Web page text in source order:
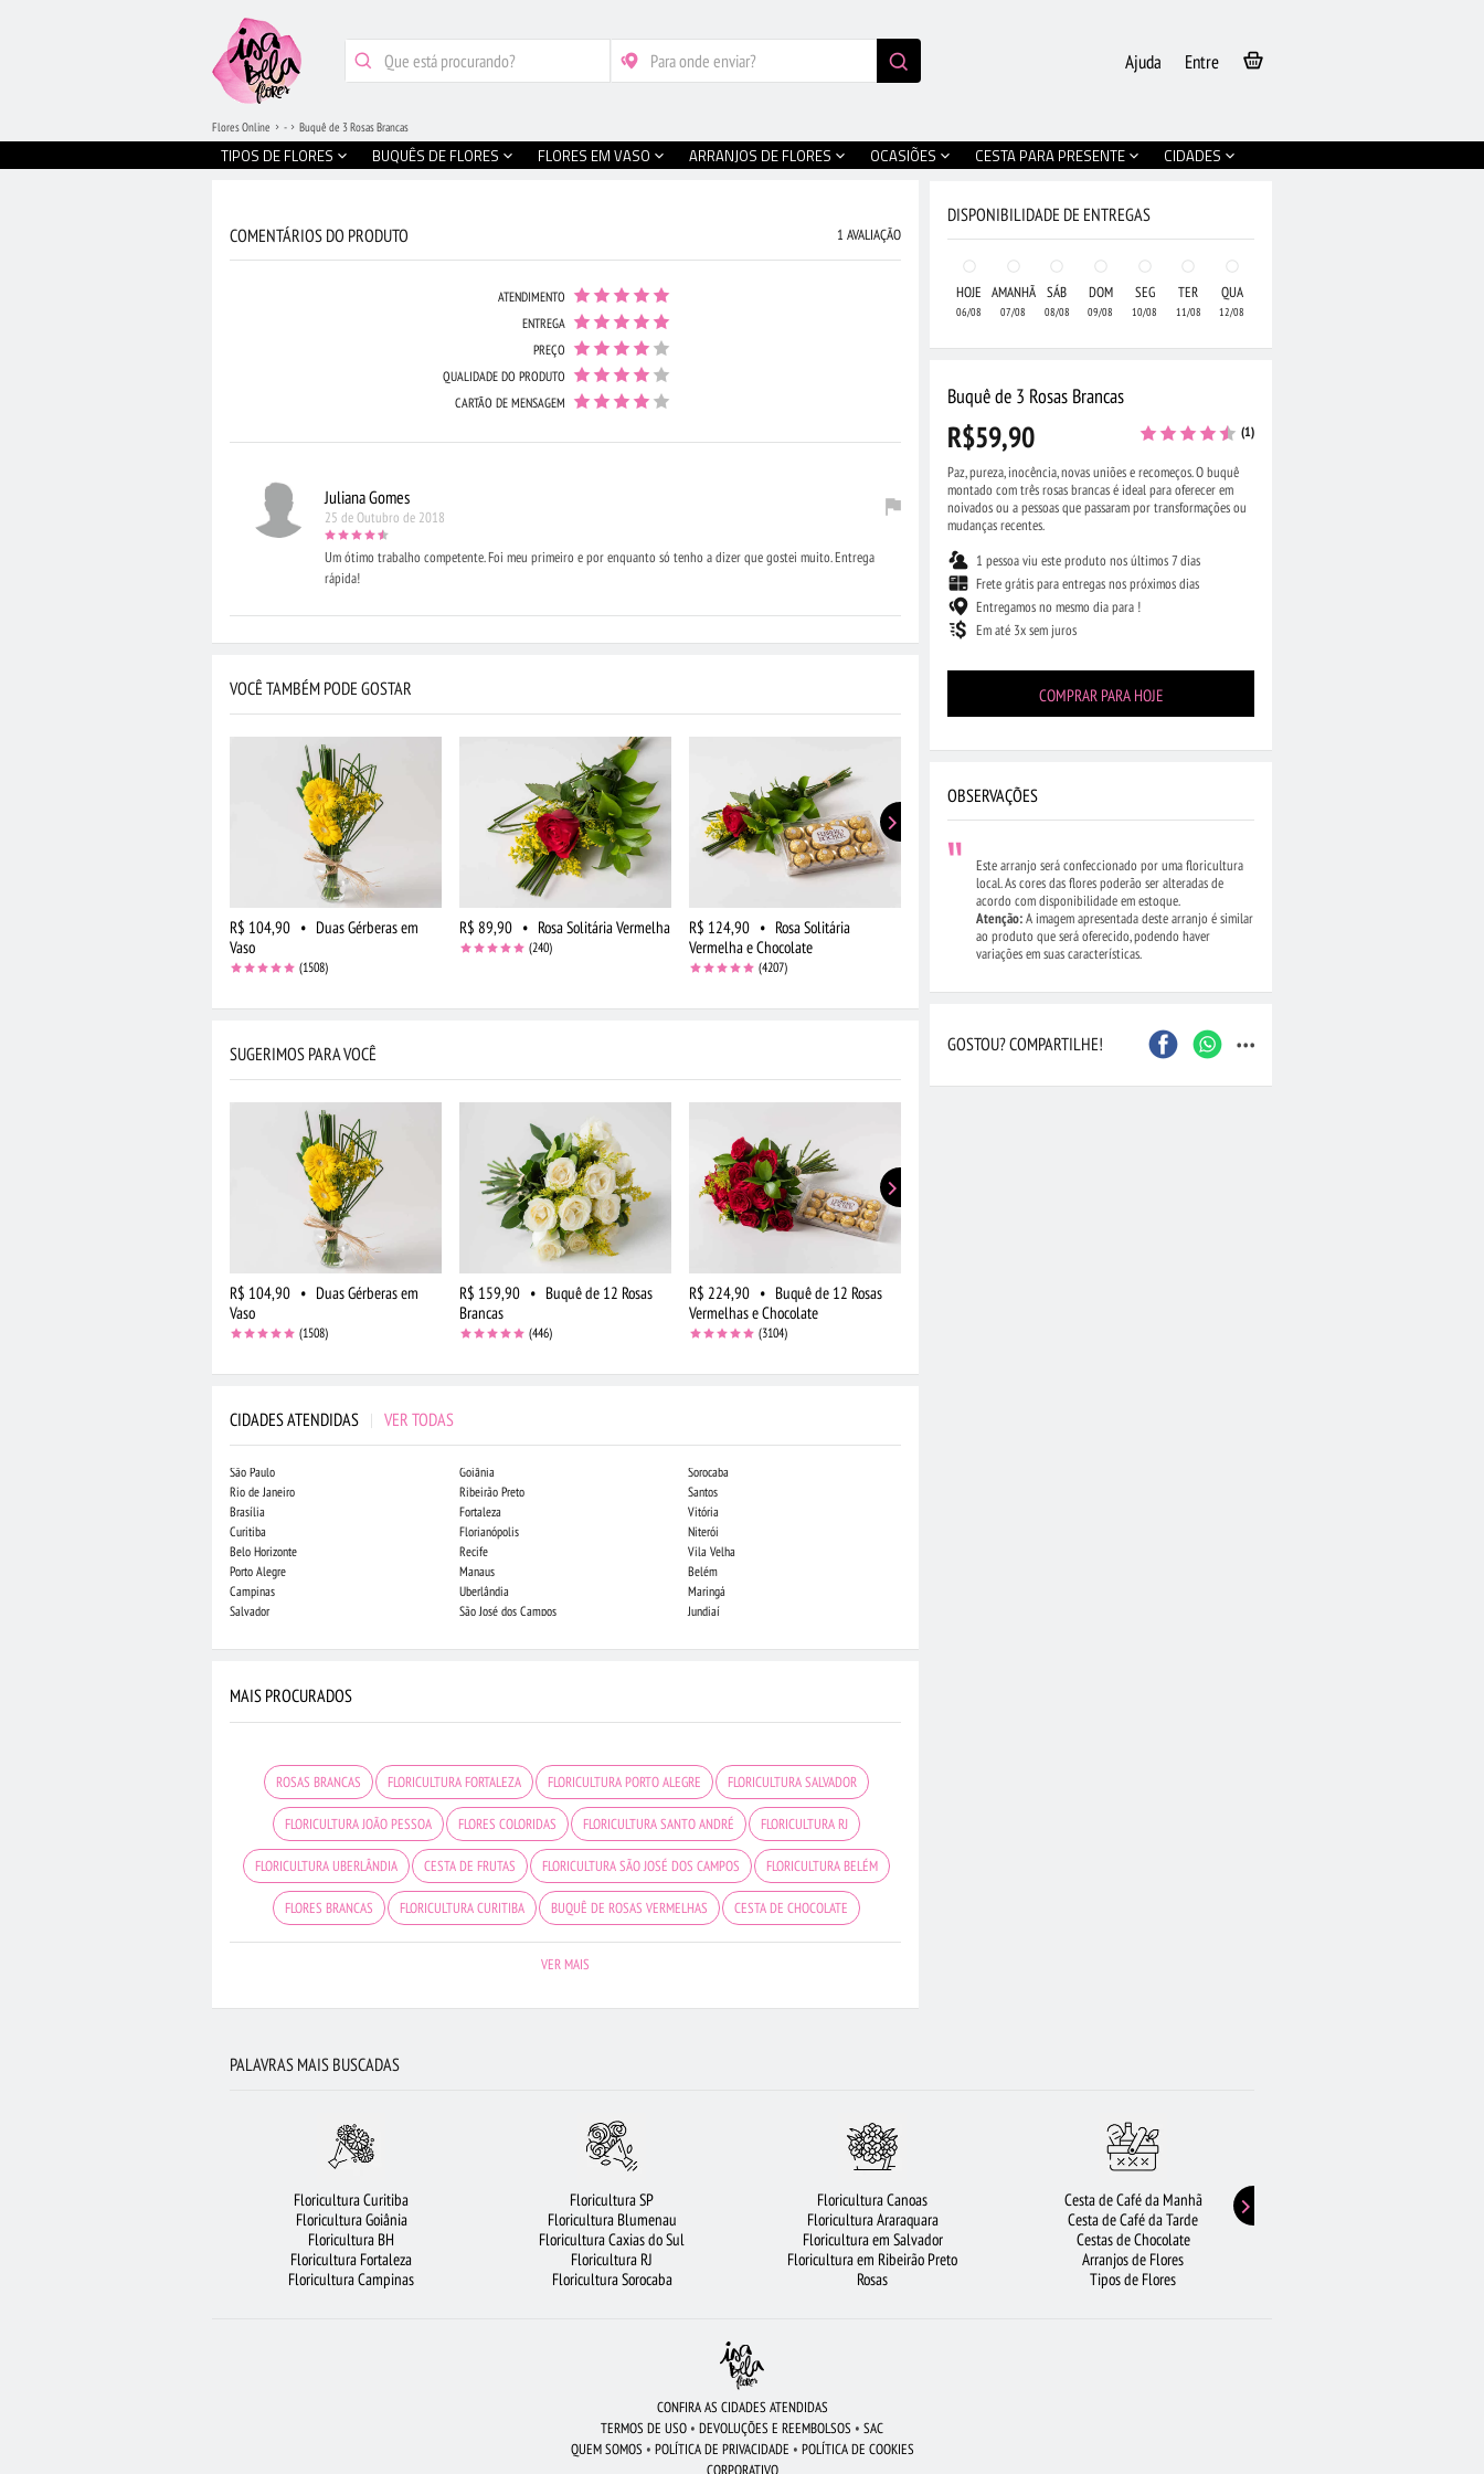
Entre
Ajuda
TIPOS DE FLORES BUQUÊS DE FLORES FLORES EM VASO ARRANJOS DE FLORES OCASIÕES CESTA PARA PRESENTE CIDADES
Flores Online - Buquê de 3 Rosas Brancas
COMENTÁRIOS DO PRODUTO 1 AVALIAÇÃO
ATENDIMENTO
ENTREGA
PREÇO
QUALIDADE DO PRODUTO
CARTÃO DE MENSAGEM
Juliana Gomes
25 de Outubro de 2018
Um ótimo trabalho competente. Foi meu primeiro e por enquanto só tenho a dizer que gostei muito. Entrega
rápida!
VOCÊ TAMBÉM PODE GOSTAR
R$ 104,90 • Duas Gérberas em
Vaso
(1508)
R$ 89,90 • Rosa Solitária Vermelha
(240)
R$ 124,90 • Rosa Solitária
Vermelha e Chocolate
(4207)
R$ 154,90•Arranjo de 3 Rosas
Vermelhas e Chocolate
(1911)
SUGERIMOS PARA VOCÊ
R$ 104,90 • Duas Gérberas em
Vaso
(1508)
R$ 159,90 • Buquê de 12 Rosas
Brancas
(446)
R$ 224,90 • Buquê de 12 Rosas
Vermelhas e Chocolate
(3104)
CIDADES ATENDIDAS | VER TODAS
São Paulo
Rio de Janeiro
Brasília
Curitiba
Belo Horizonte
Porto Alegre
Campinas
Salvador
Goiânia
Ribeirão Preto
Fortaleza
Florianópolis
Recife
Manaus
Uberlândia
São José dos Campos
Sorocaba
Santos
Vitória
Niterói
Vila Velha
Belém
Maringá
Jundiaí
MAIS PROCURADOS
ROSAS BRANCAS FLORICULTURA FORTALEZA FLORICULTURA PORTO ALEGRE FLORICULTURA SALVADOR
FLORICULTURA JOÃO PESSOA FLORES COLORIDAS FLORICULTURA SANTO ANDRÉ FLORICULTURA RJ
FLORICULTURA UBERLÂNDIA CESTA DE FRUTAS FLORICULTURA SÃO JOSÉ DOS CAMPOS FLORICULTURA BELÉM
FLORES BRANCAS FLORICULTURA CURITIBA BUQUÊ DE ROSAS VERMELHAS CESTA DE CHOCOLATE
MAIS BUSCADOS
FLORICULTURA CAMPINAS
FLORICULTURA SANTOS FLORICULTURA NITERÓI ROSAS VERMELHAS
FLORICULTURA GUARULHOS FLORES RAMALHETE DE FLORES FLORICULTURA JUNDIAÍ
FLORICULTURA BRASÍLIA FLORICULTURA BH
VER MAIS
DISPONIBILIDADE DE ENTREGAS
HOJE
06/08
AMANHÃ
07/08
SÁB
08/08
DOM
09/08
SEG
10/08
TER
11/08
QUA
12/08
Buquê de 3 Rosas Brancas
R$59,90 (1)
Paz, pureza, inocência, novas uniões e recomeços. O buquê
montado com três rosas brancas é ideal para oferecer em
noivados ou a pessoas que passaram por transformações ou
mudanças recentes.
1 pessoa viu este produto nos últimos 7 dias
Frete grátis para entregas nos próximos dias
Entregamos no mesmo dia para !
Em até 3x sem juros
COMPRAR PARA HOJE
OBSERVAÇÕES
Este arranjo será confeccionado por uma floricultura
local. As cores das flores poderão ser alteradas de
acordo com disponibilidade em estoque.
Atenção:A imagem apresentada deste arranjo é similar
ao produto que será oferecido, podendo haver
variações em suas características.
GOSTOU? COMPARTILHE! ...
PALAVRAS MAIS BUSCADAS
Floricultura Curitiba
Floricultura Goiânia
Floricultura BH
Floricultura Fortaleza
Floricultura Campinas
Floricultura SP
Floricultura Blumenau
Floricultura Caxias do Sul
Floricultura RJ
Floricultura Sorocaba
Floricultura Canoas
Floricultura Araraquara
Floricultura em Salvador
Floricultura em Ribeirão Preto
Rosas
Cesta de Café da Manhã
Cesta de Café da Tarde
Cestas de Chocolate
Arranjos de Flores
Tipos de Flores
CONFIRA AS CIDADES ATENDIDAS
TERMOS DE USO • DEVOLUÇÕES E REEMBOLSOS • SAC
QUEM SOMOS • POLÍTICA DE PRIVACIDADE • POLÍTICA DE COOKIES
CORPORATIVO